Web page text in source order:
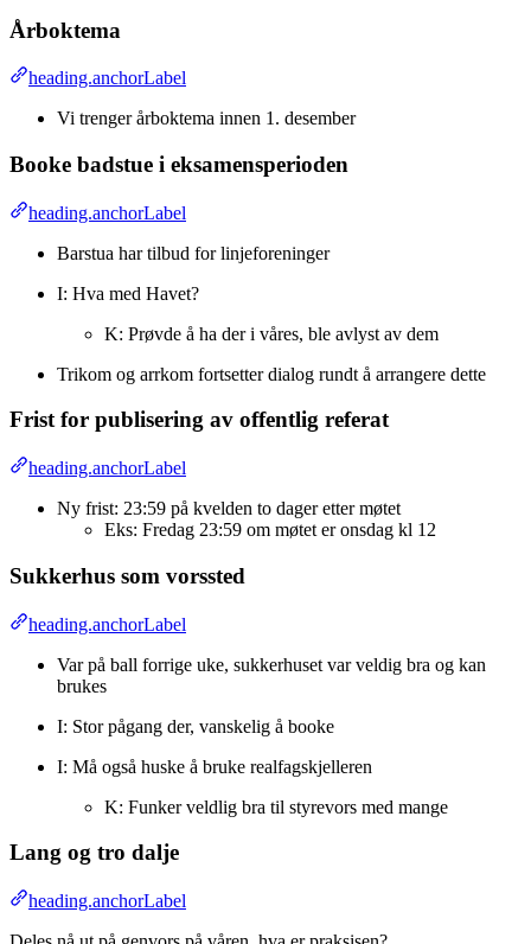
Årboktema
heading.anchorLabel
Vi trenger årboktema innen 1. desember
Booke badstue i eksamensperioden
heading.anchorLabel
Barstua har tilbud for linjeforeninger
I: Hva med Havet?
K: Prøvde å ha der i våres, ble avlyst av dem
Trikom og arrkom fortsetter dialog rundt å arrangere dette
Frist for publisering av offentlig referat
heading.anchorLabel
Ny frist: 23:59 på kvelden to dager etter møtet
Eks: Fredag 23:59 om møtet er onsdag kl 12
Sukkerhus som vorssted
heading.anchorLabel
Var på ball forrige uke, sukkerhuset var veldig bra og kan
brukes
I: Stor pågang der, vanskelig å booke
I: Må også huske å bruke realfagskjelleren
K: Funker veldlig bra til styrevors med mange
Lang og tro dalje
heading.anchorLabel